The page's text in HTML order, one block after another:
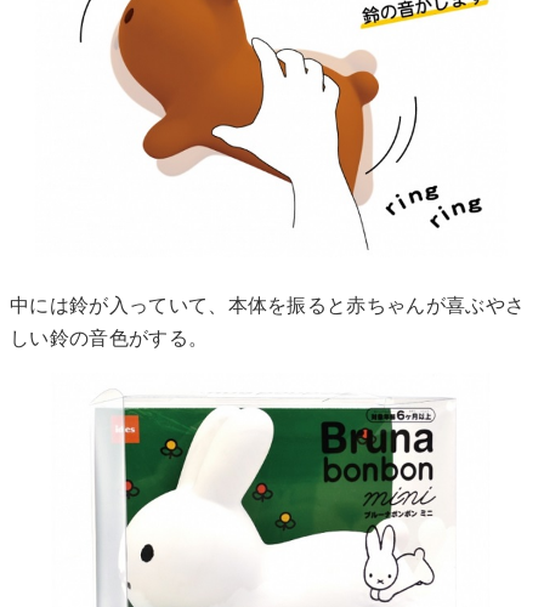
中には鈴が入っていて、本体を振ると赤ちゃんが喜ぶやさ
しい鈴の音色がする。